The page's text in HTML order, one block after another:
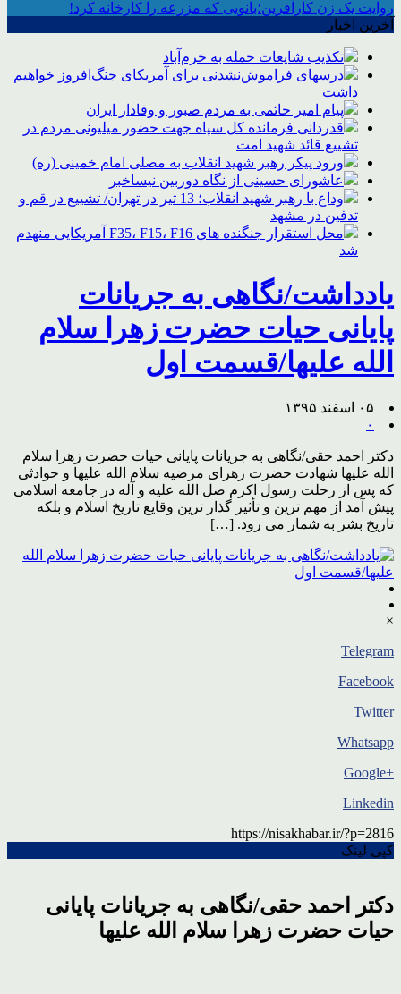
روایت یک زن کارآفرین؛بانویی که مزرعه را کارخانه کرد!
آخرین اخبار
تکذیب شایعات حمله به خرم‌آباد
درسهای فراموش‌نشدنی برای آمریکای جنگ‌افروز خواهیم
داشت
پیام امیر حاتمی به مردم صبور و وفادار ایران
قدردانی فرمانده کل سپاه جهت حضور میلیونی مردم در
تشییع قائد شهید امت
ورود پیکر رهبر شهید انقلاب به مصلی امام خمینی (ره)
عاشورای حسینی از نگاه دوربین نیساخبر
وداع با رهبر شهید انقلاب؛ 13 تیر در تهران/ تشییع در قم و
تدفین در مشهد
محل استقرار جنگنده های F35، F15، F16 آمریکایی منهدم
شد
یادداشت/نگاهی به جریانات
پایانی حیات حضرت زهرا سلام
الله علیها/قسمت اول
۰۵ اسفند ۱۳۹۵
۰
دکتر احمد حقی/نگاهی به جریانات پایانی حیات حضرت زهرا سلام
الله علیها شهادت حضرت زهرای مرضیه سلام الله علیها و حوادثی
که پس از رحلت رسول اکرم صل الله علیه و آله در جامعه اسلامی
پیش آمد از مهم ترین و تأثیر گذار ترین وقایع تاریخ اسلام و بلکه
تاریخ بشر به شمار می رود. […]
×
Telegram
Facebook
Twitter
Whatsapp
+Google
Linkedin
https://nisakhabar.ir/?p=2816
کپی لینک
دکتر احمد حقی/نگاهی به جریانات پایانی
حیات حضرت زهرا سلام الله علیها